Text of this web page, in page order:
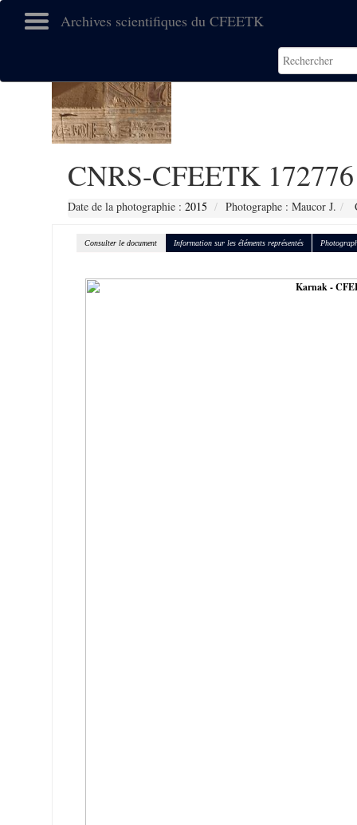
Archives scientifiques du CFEETK
CNRS-CFEETK 172776
Date de la photographie : 2015 Photographe : Maucor J.
Consulter le document Information sur les éléments représentés